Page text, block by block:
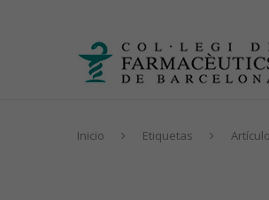
Inicio Etiquetas